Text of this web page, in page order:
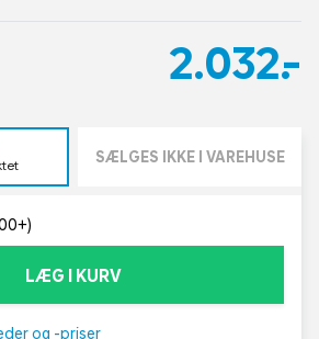
2.032,-
SÆLGES IKKE I VAREHUSE
LÆG I KURV
og -priser